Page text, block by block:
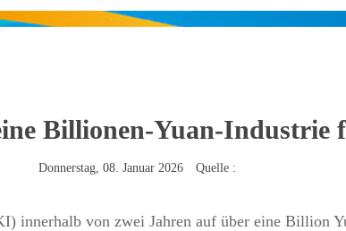
Billionen-Yuan-Industrie
Donnerstag, 08. Januar 2026 Quelle :
von zwei Jahren auf über eine Billion